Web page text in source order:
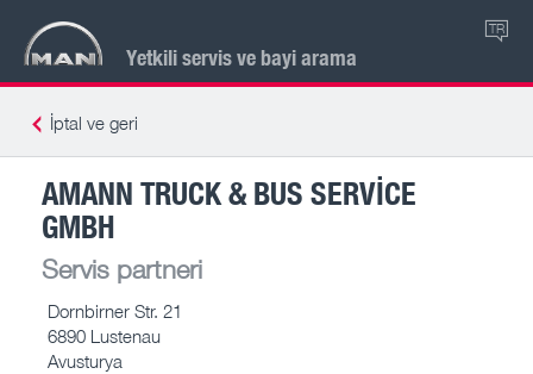
Yetkili servis ve bayi arama
TR
İptal ve geri
AMANN TRUCK & BUS SERVICE
GMBH
Servis partneri
Dornbirner Str. 21
6890 Lustenau
Avusturya